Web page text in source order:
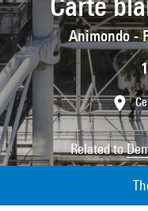
Animondo -
Related to